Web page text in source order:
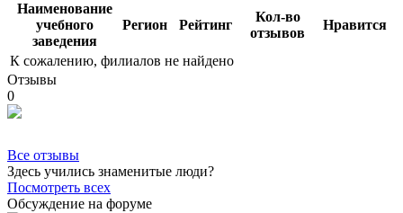
Наименование
учебного
заведения
Регион Рейтинг
Кол-во
отзывов
Нравится
К сожалению, филиалов не найдено
Отзывы
0
Все отзывы
Здесь учились знаменитые люди?
Посмотреть всех
Обсуждение на форуме